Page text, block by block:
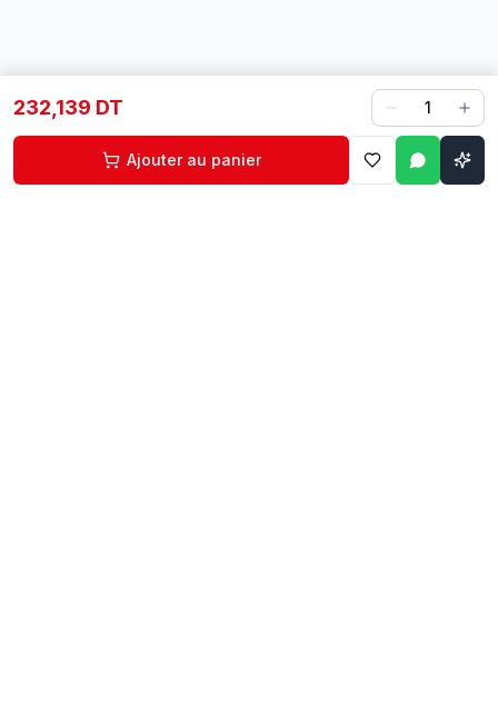
232,139 DT 1
Ajouter au panier